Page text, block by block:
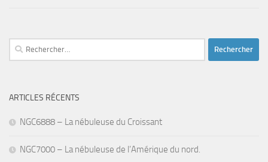
Rechercher :
ARTICLES RÉCENTS
NGC6888 – La nébuleuse du Croissant
NGC7000 – La nébuleuse de l’Amérique du nord.